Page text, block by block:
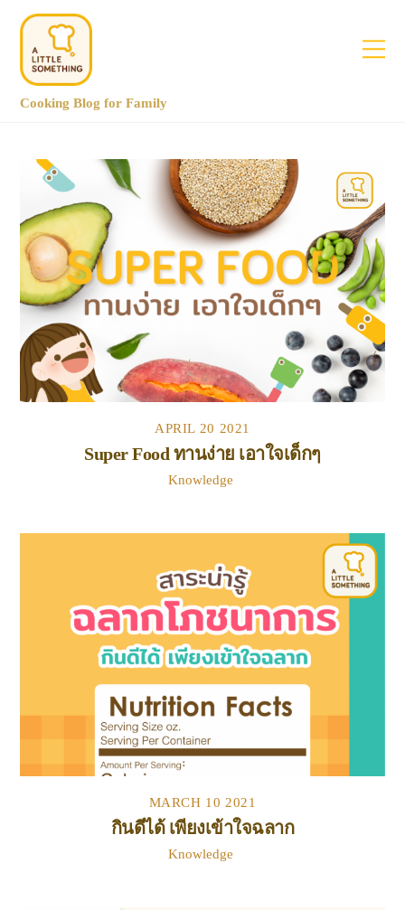
Cooking Blog for Family
APRIL 20 2021
Super Food ทานง่าย เอาใจเด็กๆ
Knowledge
MARCH 10 2021
กินดีได้ เพียงเข้าใจฉลาก
Knowledge